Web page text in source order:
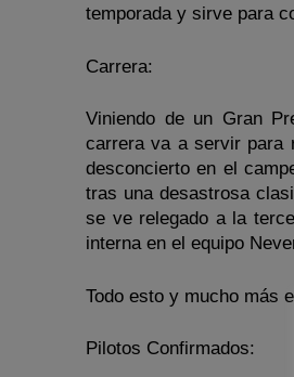
temporada y sirve para
Carrera:
Viniendo de un Gran
carrera va a servir para
desconcierto en el
tras una desastrosa
se ve relegado a la
interna en el equipo
Todo esto y mucho más
Pilotos Confirmados: